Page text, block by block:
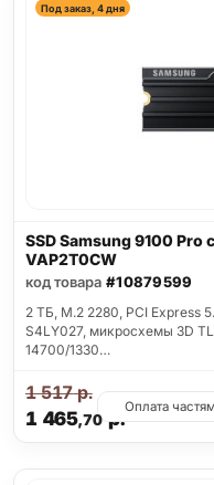
Под заказ, 4 дня
SSD Samsung 9100 Pro
VAP2T0CW
код товара #10879599
2 ТБ, M.2 2280, PCI Express
S4LY027, микросхемы 3D
14700/1330…
1 465,70 р.
1 517р.
Оплата